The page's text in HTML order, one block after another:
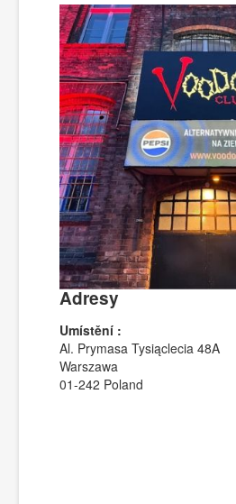
Adresy
Umístění :
Al. Prymasa Tysiąclecia 48A
Warszawa
01-242 Poland